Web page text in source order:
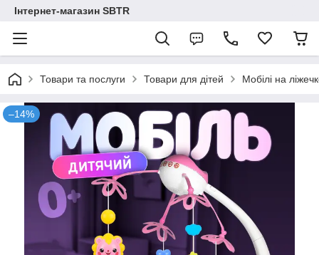
Інтернет-магазин SBTR
Товари та послуги Товари для дітей Мобілі на
–14%